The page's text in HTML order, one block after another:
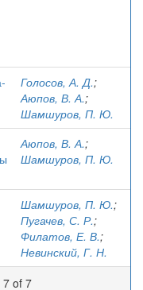
Голосов, А. Д.;
Аюпов, В. А.;
Шамшуров, П. Ю.
Аюпов, В. А.;
Шамшуров, П. Ю.
Шамшуров, П. Ю.;
Пугачев, С. Р.;
Филатов, Е. В.;
Невинский, Г. Н.
7 of 7